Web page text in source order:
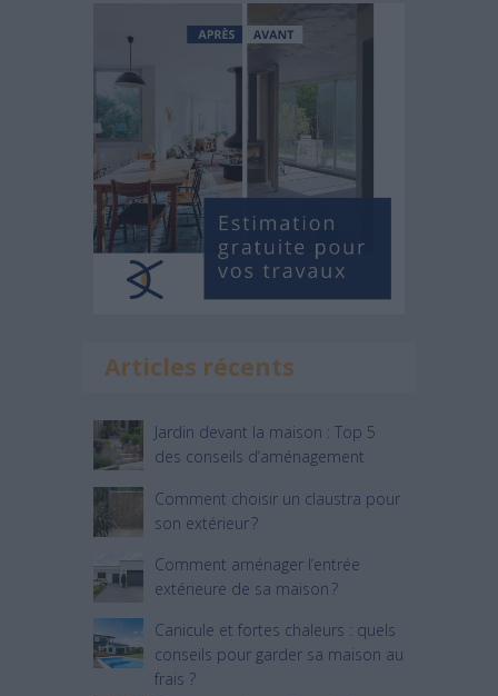
Articles récents
Jardin devant la maison : Top 5
des conseils d’aménagement
Comment choisir un claustra pour
son extérieur ?
Comment aménager l’entrée
extérieure de sa maison ?
Canicule et fortes chaleurs : quels
conseils pour garder sa maison au
frais ?